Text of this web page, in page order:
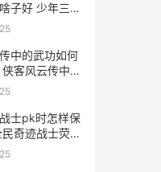
子好 少年三国
里玩
中的武功如何
客风云传中的
士pk时怎样保
奇迹战士荧石
配